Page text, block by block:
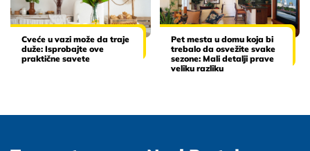
Cveće u vazi može da traje
duže: Isprobajte ove
praktične savete
Pet mesta u domu koja bi
trebalo da osvežite svake
sezone: Mali detalji prave
veliku razliku